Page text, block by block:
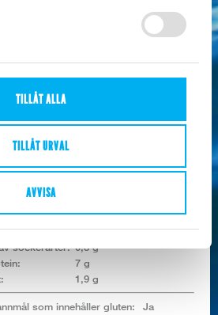
TILLÅT ALLA
TILLÅT URVAL
AVVISA
antioxidationsmedel (E223). Panad:
VETEMJÖL, ströbröd (VETEMJÖL,
salt, jäst), solrosolja, stärkelse,
vitlökspulver, färgämne (E101).Kan
spår av MJÖLK, SKALDJUR, FISK,
SOJA och SENAP.
mättat fett:
0,9 g
22 g
sockerarter: 0,3 g
7 g
1,9 g
som innehåller gluten:
Ja